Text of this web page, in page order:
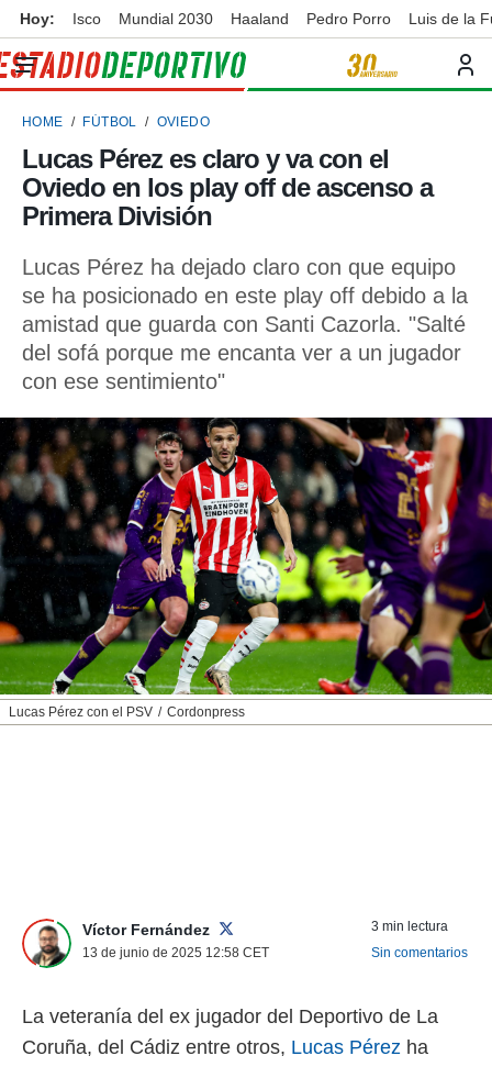
de
por
para
la
que se
calidad.
las
y
forma
basada
permite
seguir
coste.
botón
a la
la
y
más
nuestra
ACEPTAR
Y
CONTINUAR
CONFIGURAR
RECHAZAR
Hoy: Isco Mundial 2030 Haaland Pedro Porro Luis de la
HOME FÚTBOL OVIEDO
Lucas Pérez es claro y va con el
Oviedo en los play off de ascenso a
Primera División
Lucas Pérez ha dejado claro con que equipo
se ha posicionado en este play off debido a la
amistad que guarda con Santi Cazorla. "Salté
del sofá porque me encanta ver a un jugador
con ese sentimiento"
Lucas Pérez con el PSV Cordonpress
Víctor Fernández
13 de junio de 2025 12:58 CET
3 min lectura
Sin comentarios
La veteranía del ex jugador del Deportivo de La
Coruña, del Cádiz entre otros, Lucas Pérez ha